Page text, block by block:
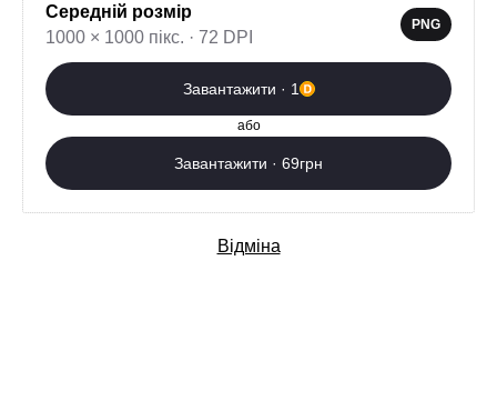
0
Додаткові послуги
Середній розмір
1000 × 1000 пікс. · 72 DPI
PNG
Завантажити · 1
або
Завантажити · 69грн
Відміна